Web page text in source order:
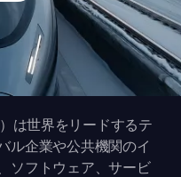
は世界をリードするテ
ル企業や公共機関のイ
ソフトウェア、サービ